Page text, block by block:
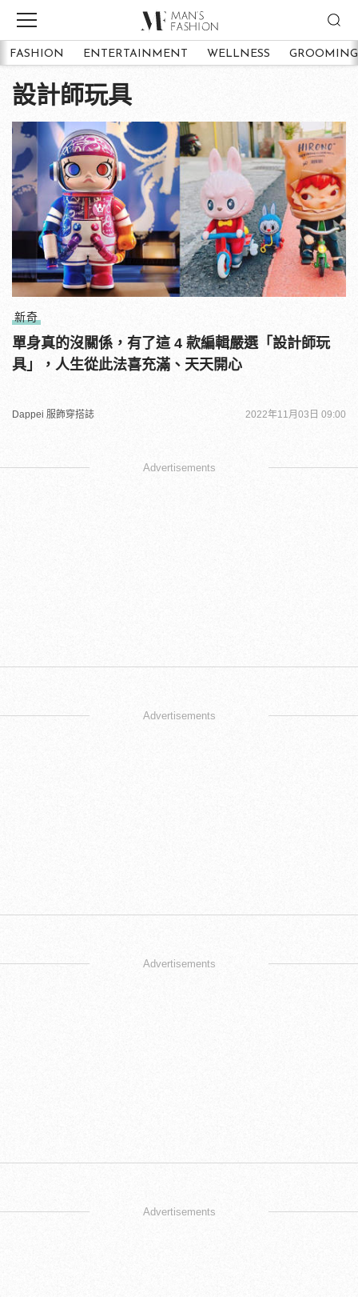
FASHION ENTERTAINMENT WELLNESS GROOMING
設計師玩具
新奇
單身真的沒關係，有了這 4 款編輯嚴選「設計師玩
具」，人生從此法喜充滿、天天開心
Dappei 服飾穿搭誌 2022年11月03日 09:00
Advertisements
Advertisements
Advertisements
Advertisements